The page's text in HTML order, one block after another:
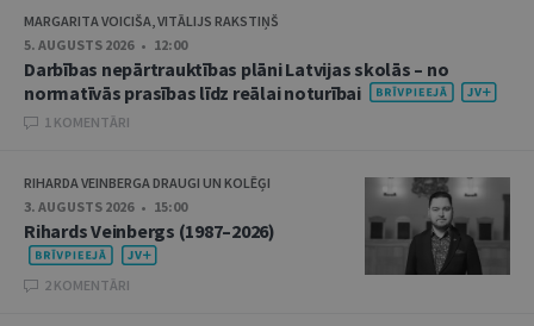
MARGARITA VOICIŠA, VITĀLIJS RAKSTIŅŠ
5. AUGUSTS 2026 • 12:00
Darbības nepārtrauktības plāni Latvijas skolās – no
normatīvās prasības līdz reālai noturībai
1 KOMENTĀRI
RIHARDA VEINBERGA DRAUGI UN KOLĒĢI
3. AUGUSTS 2026 • 15:00
Rihards Veinbergs (1987–2026)
2 KOMENTĀRI